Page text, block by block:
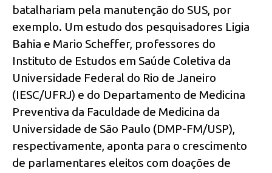
batalhariam pela manutenção do SUS, por
exemplo. Um estudo dos pesquisadores Ligia
Bahia e Mario Scheffer, professores do
Instituto de Estudos em Saúde Coletiva da
Universidade Federal do Rio de Janeiro
(IESC/UFRJ) e do Departamento de Medicina
Preventiva da Faculdade de Medicina da
Universidade de São Paulo (DMP-FM/USP),
respectivamente, aponta para o crescimento
de parlamentares eleitos com doações de